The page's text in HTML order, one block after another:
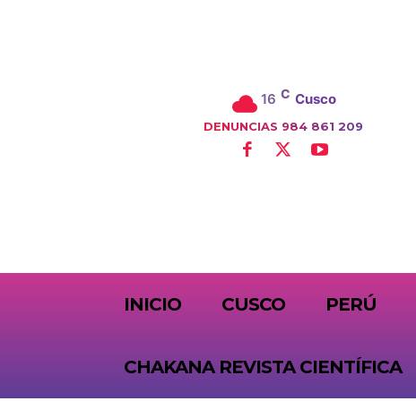
16 C Cusco
DENUNCIAS 984 861 209
INICIO CUSCO PERÚ
CHAKANA REVISTA CIENTÍFICA